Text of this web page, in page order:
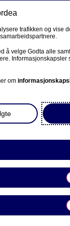
Ditt liv
trafikken og vise
å velge Godta alle
Informasjonskapsler
om